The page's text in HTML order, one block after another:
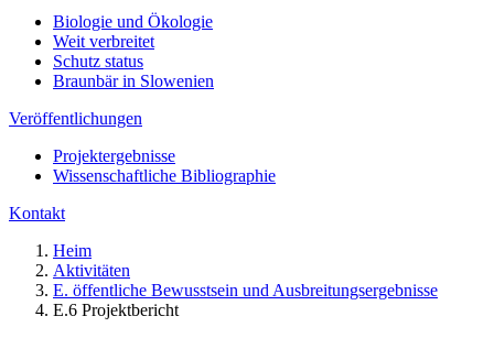
Biologie und Ökologie
Weit verbreitet
Schutz status
Braunbär in Slowenien
Veröffentlichungen
Projektergebnisse
Wissenschaftliche Bibliographie
Kontakt
Heim
Aktivitäten
E. öffentliche Bewusstsein und Ausbreitungsergebnisse
E.6 Projektbericht